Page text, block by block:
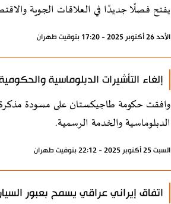
يفتح فصلًا جديدًا في العلاقات الجوية
الأحد 26 أكتوبر 2025 - 17:20 بتوقيت طهران
إلغاء التأشيرات الدبلوماسية
وافقت حكومة طاجيكستان على مسودة مذكرة
الدبلوماسية والخدمة الرسمية.
السبت 25 أكتوبر 2025 - 22:12 بتوقيت طهران
اتفاق إيراني عراقي يسمح بعبور